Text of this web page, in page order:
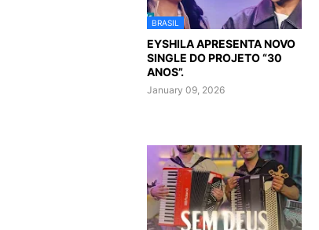
BRASIL
EYSHILA APRESENTA NOVO
SINGLE DO PROJETO “30
ANOS”.
January 09, 2026